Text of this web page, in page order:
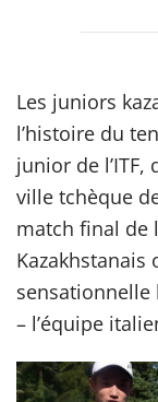
Les juniors
l’histoire du
junior de
ville tchèque
match final de
– l’équipe